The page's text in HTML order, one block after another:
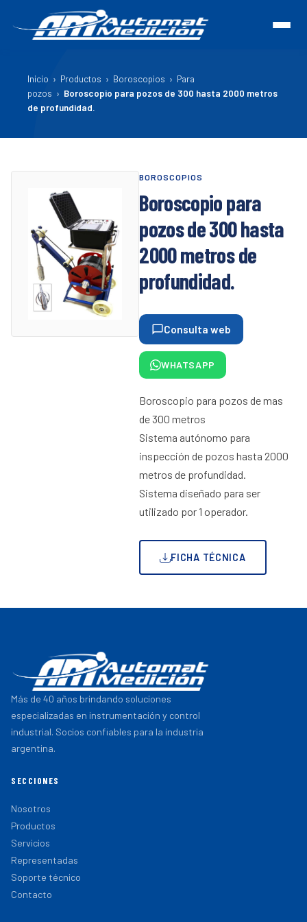
Inicio › Productos › Boroscopios › Para
pozos › Boroscopio para pozos de 300 hasta 2000 metros
de profundidad.
BOROSCOPIOS
Boroscopio para
pozos de 300 hasta
2000 metros de
profundidad.
Consulta web
WHATSAPP
Boroscopio para pozos de mas
de 300 metros
Sistema autónomo para
inspección de pozos hasta 2000
metros de profundidad.
Sistema diseñado para ser
utilizado por 1 operador.
FICHA TÉCNICA
Más de 40 años brindando soluciones
especializadas en instrumentación y control
industrial. Socios confiables para la industria
argentina.
SECCIONES
Nosotros
Productos
Servicios
Representadas
Soporte técnico
Contacto